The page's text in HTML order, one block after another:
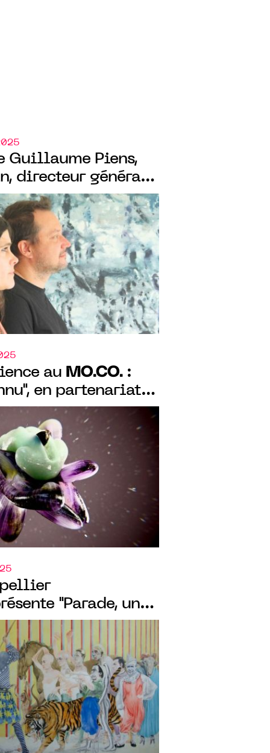
Guillaume Piens,
directeur général
"Immortelle",
2025.
au MO.CO.:
en partenariat
de
CNRS
"Parade, une
Collection Laurent
Eric de Chassey